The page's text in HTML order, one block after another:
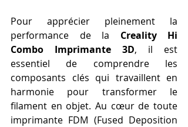
Pour apprécier pleinement la
performance de la Creality Hi
Combo Imprimante 3D, il est
essentiel de comprendre les
composants clés qui travaillent en
harmonie pour transformer le
filament en objet. Au cœur de toute
imprimante FDM (Fused Deposition